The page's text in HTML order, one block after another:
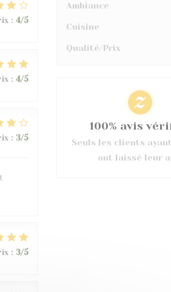
: 4/5
: 4/5
: 3/5
: 3/5
Ambiance
Cuisine
Qualité/Prix
100% avis
Seuls les clients
ont laissé leur